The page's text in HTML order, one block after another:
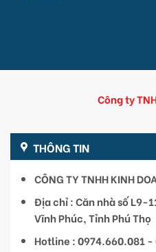
Công ty
THÔNG TIN
CÔNG TY TNHH KINH
Địa chỉ : Căn nhà số L9-
Vĩnh Phúc, Tỉnh Phú Thọ
Hotline : 0974.660.081